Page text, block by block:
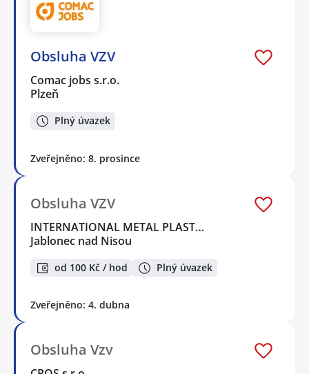
Obsluha VZV
Comac jobs s.r.o.
Plzeň
Plný úvazek
Zveřejněno: 8. prosince
Obsluha VZV
INTERNATIONAL METAL PLAST…
Jablonec nad Nisou
od 100 Kč / hod Plný úvazek
Zveřejněno: 4. dubna
Obsluha Vzv